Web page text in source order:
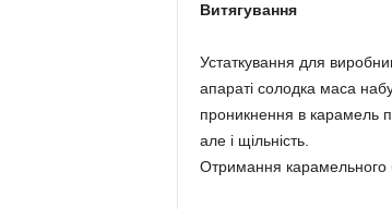
Витягування
Устаткування для
апараті солодка маса
проникнення в карамель
але і щільність.
Отримання карамельного